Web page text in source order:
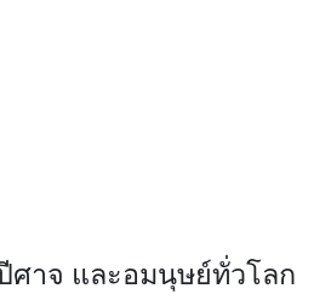
ศาจ และอมนุษย์ทั่วโลก